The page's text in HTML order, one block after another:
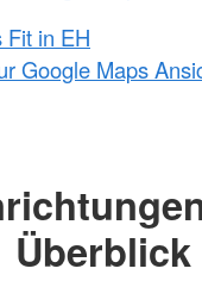
Fit in EH
Google Maps
Überblick